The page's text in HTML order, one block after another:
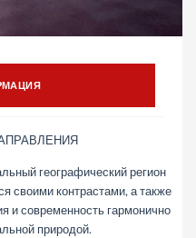
географический регион
своими контрастами, а также
и современность гармонично
природой.